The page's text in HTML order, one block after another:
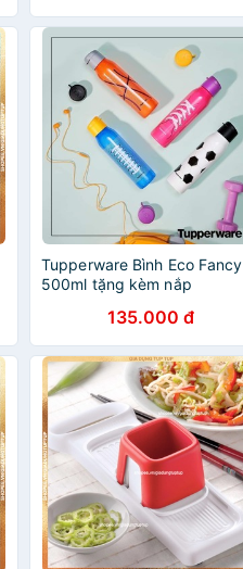
Tupperware Bình Eco Fancy
500ml tặng kèm nắp
135.000 đ